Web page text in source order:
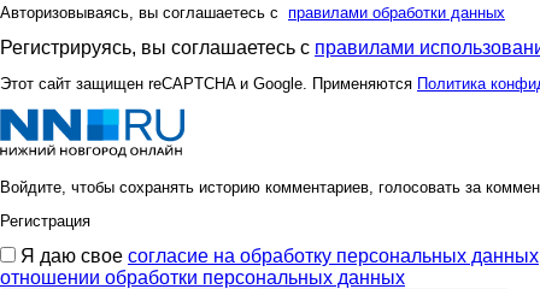
Леночка_884
Авторизовываясь, вы соглашаетесь с правилами обработки данных
Регистрируясь, вы соглашаетесь с правилами
Этот сайт защищен reCAPTCHA и Google. Применяются Политика
Войдите, чтобы сохранять историю комментариев, голосовать за
Регистрация
Я даю свое согласие на обработку персональных данных
отношении обработки персональных данных